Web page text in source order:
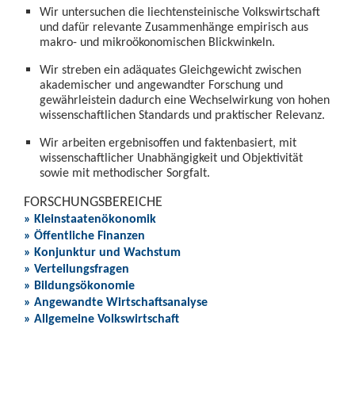
Wir untersuchen die liechtensteinische Volkswirtschaft
und dafür relevante Zusammenhänge empirisch aus
makro- und mikroökonomischen Blickwinkeln.
Wir streben ein adäquates Gleichgewicht zwischen
akademischer und angewandter Forschung und
gewährleistein dadurch eine Wechselwirkung von hohen
wissenschaftlichen Standards und praktischer Relevanz.
Wir arbeiten ergebnisoffen und faktenbasiert, mit
wissenschaftlicher Unabhängigkeit und Objektivität
sowie mit methodischer Sorgfalt.
FORSCHUNGSBEREICHE
» Kleinstaatenökonomik
» Öffentliche Finanzen
» Konjunktur und Wachstum
» Verteilungsfragen
» Bildungsökonomie
» Angewandte Wirtschaftsanalyse
» Allgemeine Volkswirtschaft